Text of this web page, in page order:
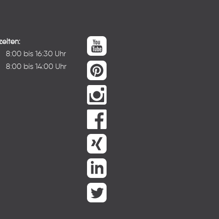
8:00 bis 16:30 Uhr
8:00 bis 14:00 Uhr